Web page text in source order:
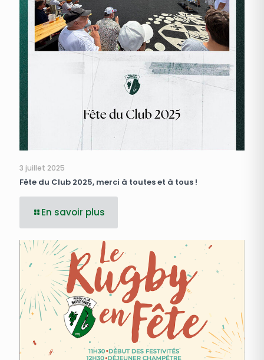
3 juillet 2025
Fête du Club 2025, merci à toutes et à tous !
En savoir plus